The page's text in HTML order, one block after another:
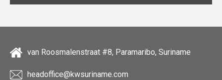
van Roosmalenstraat #8, Paramaribo, Suriname
headoffice@kwsuriname.com